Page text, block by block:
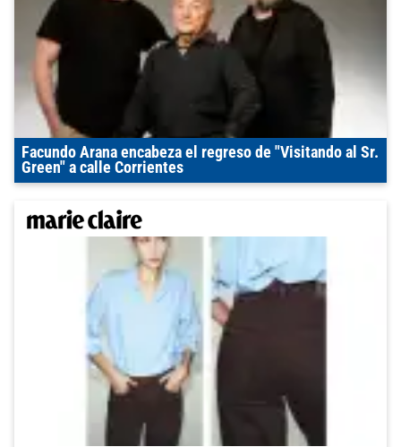
Facundo Arana encabeza el regreso de "Visitando al Sr.
Green" a calle Corrientes